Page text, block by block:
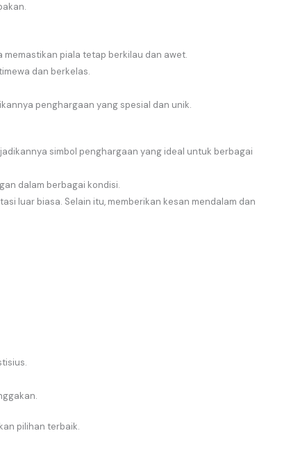
piala tetap berkilau dan awet.
dan berkelas.
penghargaan yang spesial dan unik.
simbol penghargaan yang ideal untuk berbagai
dalam berbagai kondisi.
luar biasa. Selain itu, memberikan kesan mendalam dan
pilihan terbaik.